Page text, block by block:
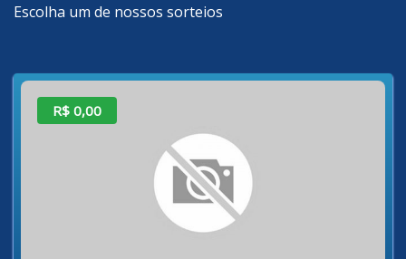
Escolha um de nossos sorteios
R$ 0,00